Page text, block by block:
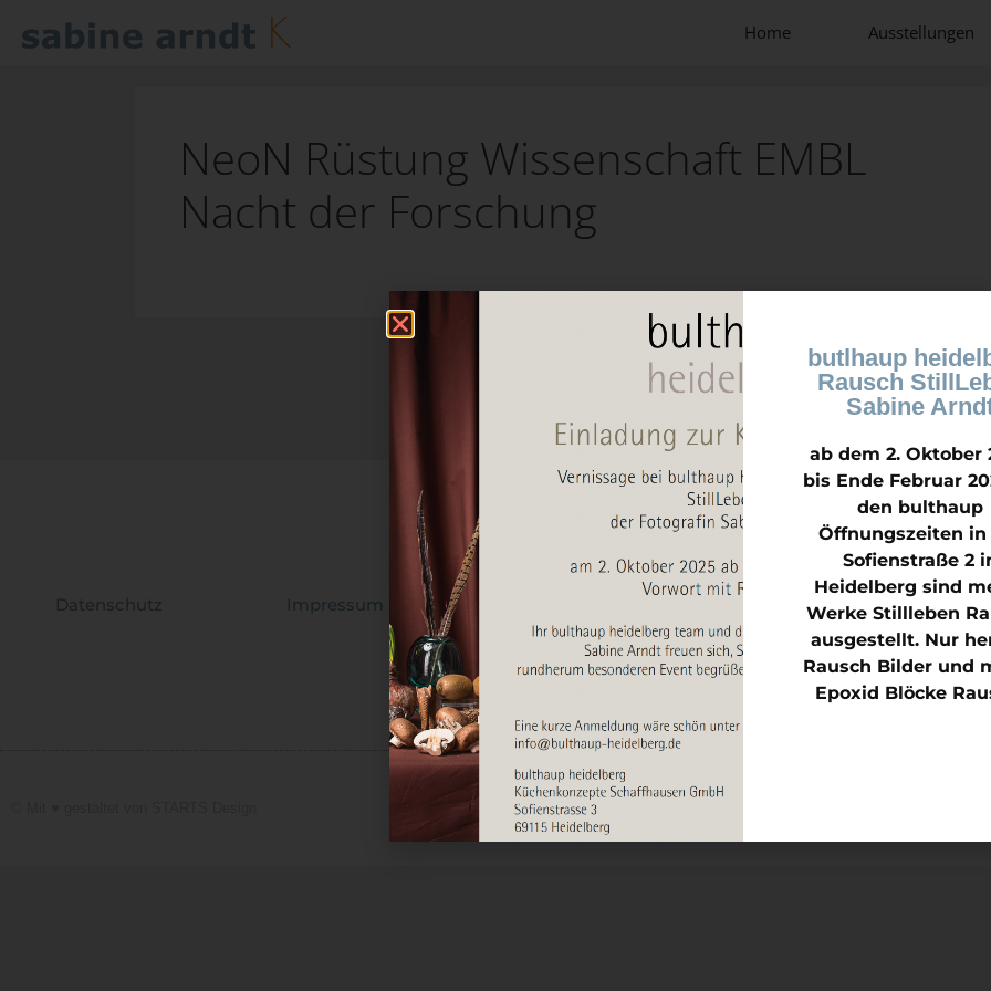
Home Ausstellungen
NeoN Rüstung Wissenschaft EMBL
Nacht der Forschung
Datenschutz Impressum
Mitglied Kunstverein
Mitglied FEMALE
butlhaup
Rausch
Sabine
ab dem 2. Oktober
bis Ende Februar
den bulthaup
Öffnungszeiten in
Sofienstraße 2
Heidelberg sind
Werke Stillleben
ausgestellt. Nur
Rausch Bilder und
Epoxid Blöcke